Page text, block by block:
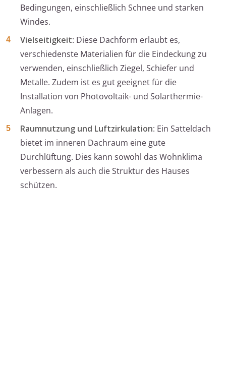
Bedingungen, einschließlich Schnee und starken
Windes.
Vielseitigkeit: Diese Dachform erlaubt es,
verschiedenste Materialien für die Eindeckung zu
verwenden, einschließlich Ziegel, Schiefer und
Metalle. Zudem ist es gut geeignet für die
Installation von Photovoltaik- und Solarthermie-
Anlagen.
Raumnutzung und Luftzirkulation: Ein Satteldach
bietet im inneren Dachraum eine gute
Durchlüftung. Dies kann sowohl das Wohnklima
verbessern als auch die Struktur des Hauses
schützen.